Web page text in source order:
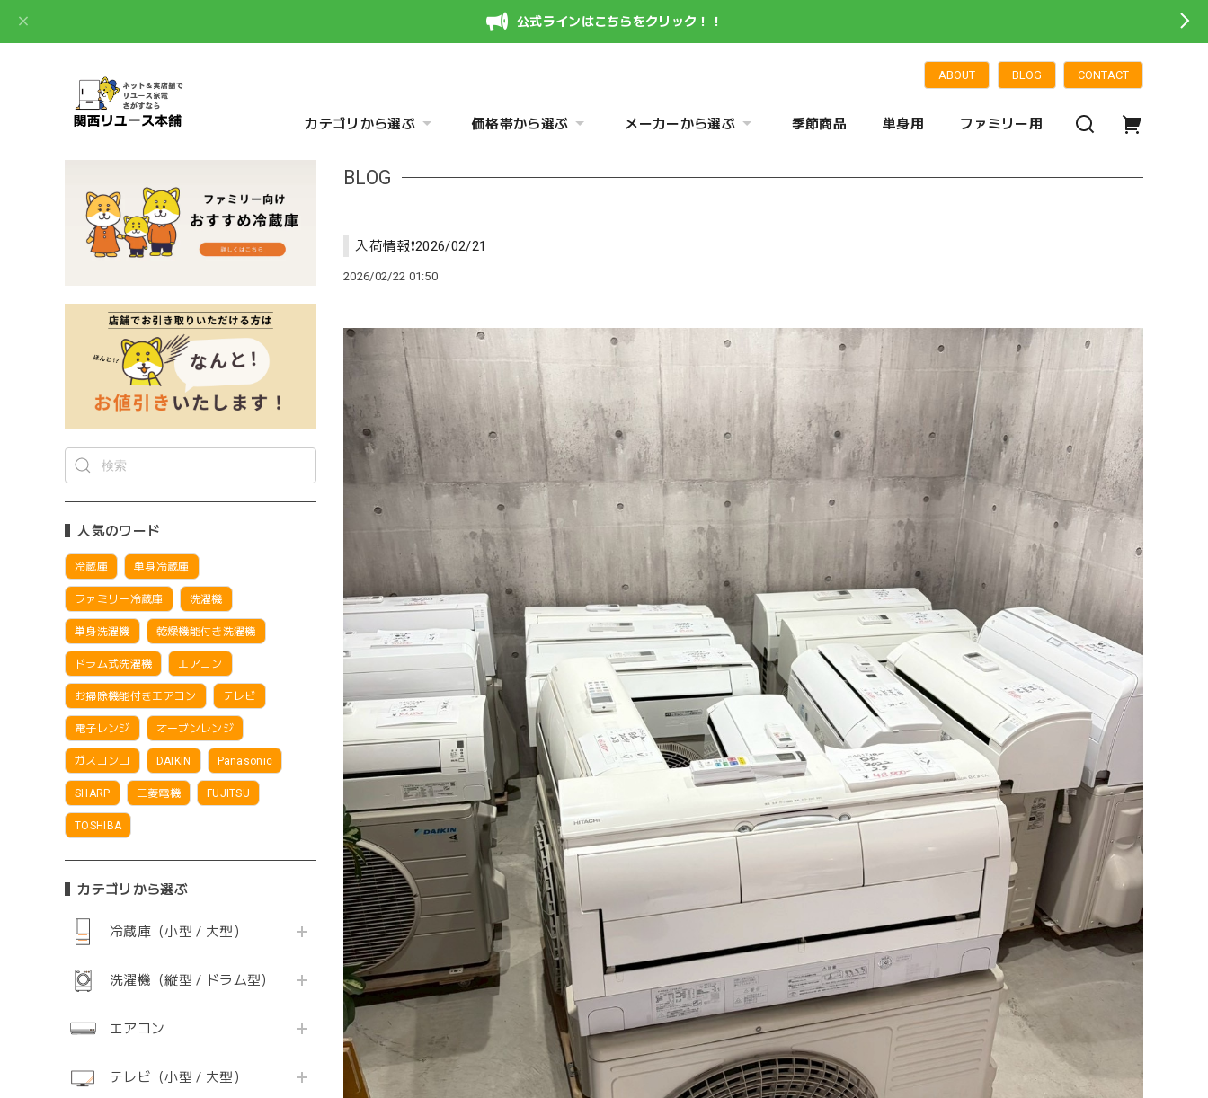
公式ラインはこちらをクリック！！
ABOUT BLOG CONTACT
カテゴリから選ぶ 価格帯から選ぶ メーカーから選ぶ 季節商品 単身用 ファミリー用
人気のワード
冷蔵庫 単身冷蔵庫
ファミリー冷蔵庫 洗濯機
単身洗濯機 乾燥機能付き洗濯機
ドラム式洗濯機 エアコン
お掃除機能付きエアコン テレビ
電子レンジ オーブンレンジ
ガスコンロ DAIKIN Panasonic
SHARP 三菱電機 FUJITSU
TOSHIBA
カテゴリから選ぶ
冷蔵庫（小型 / 大型）
洗濯機（縦型 / ドラム型）
エアコン
テレビ（小型 / 大型）
BLOG
入荷情報❗️2026/02/21
2026/02/22 01:50